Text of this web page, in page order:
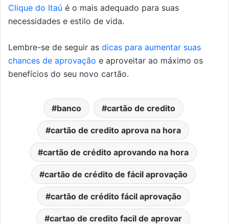
Clique do Itaú é o mais adequado para suas
necessidades e estilo de vida.
Lembre-se de seguir as dicas para aumentar suas
chances de aprovação e aproveitar ao máximo os
benefícios do seu novo cartão.
banco cartão de credito
cartão de credito aprova na hora
cartão de crédito aprovando na hora
cartão de crédito de fácil aprovação
cartão de crédito fácil aprovação
cartao de credito facil de aprovar